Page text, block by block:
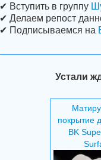
✔ Вступить в группу
✔ Делаем репост
✔ Подписываемся на
Устали
покрытие
BK